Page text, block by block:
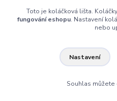
info@modrovous.cz
Toto je koláčková lišta.
fungování eshopu. Nastavení
nebo
Nastavení
Souhlas